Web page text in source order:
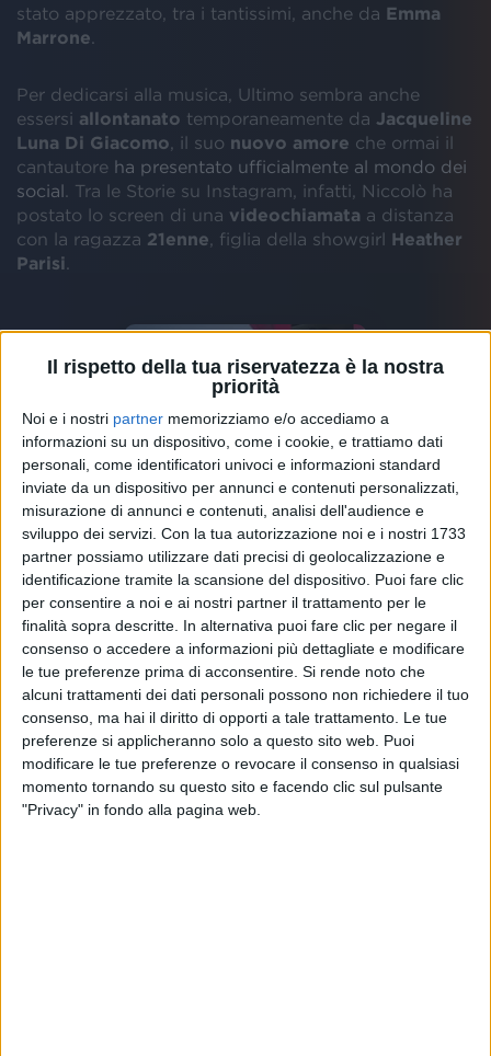
Il rispetto della tua riservatezza è la nostra
priorità
Noi e i nostri partner memorizziamo e/o accediamo a
informazioni su un dispositivo, come i cookie, e trattiamo dati
personali, come identificatori univoci e informazioni standard
inviate da un dispositivo per annunci e contenuti personalizzati,
misurazione di annunci e contenuti, analisi dell'audience e
sviluppo dei servizi. Con la tua autorizzazione noi e i nostri 1733
partner possiamo utilizzare dati precisi di geolocalizzazione e
identificazione tramite la scansione del dispositivo. Puoi fare clic
per consentire a noi e ai nostri partner il trattamento per le
finalità sopra descritte. In alternativa puoi fare clic per negare il
consenso o accedere a informazioni più dettagliate e modificare
le tue preferenze prima di acconsentire. Si rende noto che
alcuni trattamenti dei dati personali possono non richiedere il tuo
consenso, ma hai il diritto di opporti a tale trattamento. Le tue
preferenze si applicheranno solo a questo sito web. Puoi
modificare le tue preferenze o revocare il consenso in qualsiasi
momento tornando su questo sito e facendo clic sul pulsante
"Privacy" in fondo alla pagina web.
stato apprezzato, tra i tantissimi, anche da Emma
Marrone
Per dedicarsi alla musica, Ultimo sembra anche
essersi allontanato temporaneamente da Jacqueline
Luna Di Giacomo , il suo nuovo amore che ormai il
cantautore ha presentato ufficialmente al mondo dei
social . Tra le Storie su Instagram, infatti, Niccolò ha
postato lo screen di una videochiamata a distanza
con la ragazza 21enne , figlia della showgirl Heather
Parisi
Di recente Jacqueline, influencer e aspirante attrice,